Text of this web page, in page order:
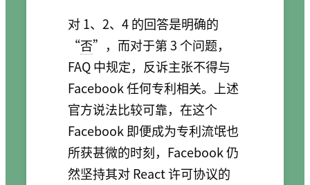
对 1、2、4 的回答是明确的
“否”，而对于第 3 个问题，
FAQ 中规定，反诉主张不得与
Facebook 任何专利相关。上述
官方说法比较可靠，在这个
Facebook 即便成为专利流氓也
所获甚微的时刻，Facebook 仍
然坚持其对 React 许可协议的